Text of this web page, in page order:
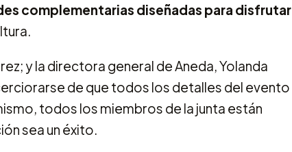
complementarias diseñadas para disfrutar
y la directora general de Aneda, Yolanda
de que todos los detalles del evento
todos los miembros de la junta están
sea un éxito.